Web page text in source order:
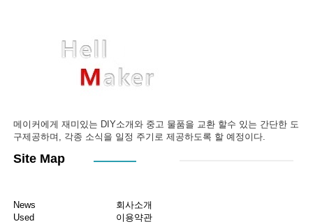
메이커에게 재미있는 DIY소개와 중고 물품을 교환 할수 있는 간단한 도
구제공하며, 각종 소식을 일정 주기로 제공하도록 할 예정이다.
Site Map
News
Used
회사소개
이용약관